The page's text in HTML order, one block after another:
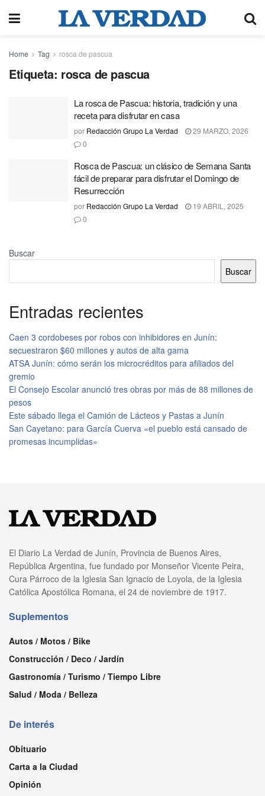
Home Tag rosca de pascua
Etiqueta: rosca de pascua
La rosca de Pascua: historia, tradición y una
receta para disfrutar en casa
por Redacción Grupo La Verdad
29 MARZO, 2026
0
Rosca de Pascua: un clásico de Semana Santa
fácil de preparar para disfrutar el Domingo de
Resurrección
por Redacción Grupo La Verdad
19 ABRIL, 2025
0
Buscar
Buscar
Entradas recientes
Caen 3 cordobeses por robos con inhibidores en Junín:
secuestraron $60 millones y autos de alta gama
ATSA Junín: cómo serán los microcréditos para afiliados del
gremio
El Consejo Escolar anunció tres obras por más de 88 millones de
pesos
Este sábado llega el Camión de Lácteos y Pastas a Junín
San Cayetano: para García Cuerva «el pueblo está cansado de
promesas incumplidas»
El Diario La Verdad de Junín, Provincia de Buenos Aires,
República Argentina, fue fundado por Monseñor Vicente Peira,
Cura Párroco de la Iglesia San Ignacio de Loyola, de la Iglesia
Católica Apostólica Romana, el 24 de noviembre de 1917.
Suplementos
Autos / Motos / Bike
Construcción / Deco / Jardín
Gastronomía / Turismo / Tiempo Libre
Salud / Moda / Belleza
De interés
Obituario
Carta a la Ciudad
Opinión